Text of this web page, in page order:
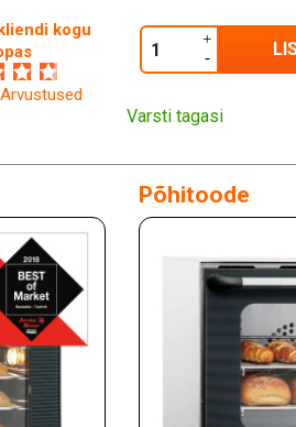
kogu
Varsti tagasi
Põhitoode